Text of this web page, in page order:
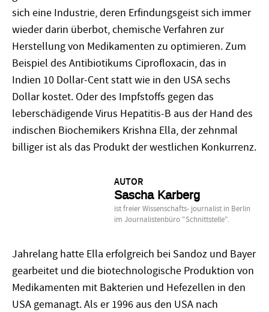
sich eine Industrie, deren Erfindungsgeist sich immer
wieder darin überbot, chemische Verfahren zur
Herstellung von Medikamenten zu optimieren. Zum
Beispiel des Antibiotikums Ciprofloxacin, das in
Indien 10 Dollar-Cent statt wie in den USA sechs
Dollar kostet. Oder des Impfstoffs gegen das
leberschädigende Virus Hepatitis-B aus der Hand des
indischen Biochemikers Krishna Ella, der zehnmal
billiger ist als das Produkt der westlichen Konkurrenz.
AUTOR
Sascha Karberg
ist freier Wissenschafts- journalist in Berlin
im Journalistenbüro "Schnittstelle".
Jahrelang hatte Ella erfolgreich bei Sandoz und Bayer
gearbeitet und die biotechnologische Produktion von
Medikamenten mit Bakterien und Hefezellen in den
USA gemanagt. Als er 1996 aus den USA nach